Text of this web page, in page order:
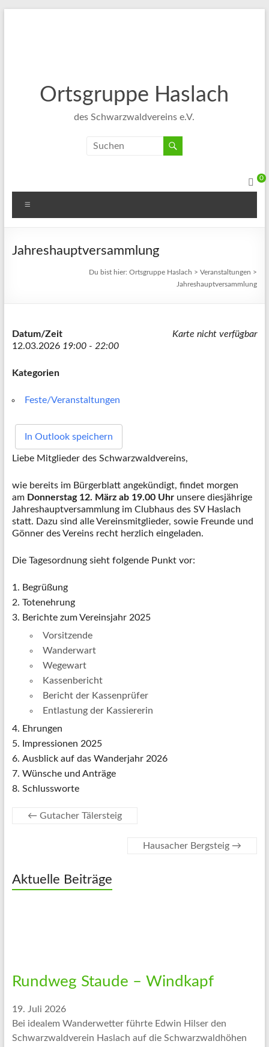
Ortsgruppe Haslach
des Schwarzwaldvereins e.V.
0
Jahreshauptversammlung
Du bist hier:Ortsgruppe Haslach >Veranstaltungen >
Jahreshauptversammlung
Karte nicht verfügbar
Datum/Zeit
12.03.2026 19:00 - 22:00
Kategorien
Feste/Veranstaltungen
In Outlook speichern
Liebe Mitglieder des Schwarzwaldvereins,
wie bereits im Bürgerblatt angekündigt, findet morgen
am Donnerstag 12. März ab 19.00 Uhrunsere diesjährige
Jahreshauptversammlung im Clubhaus des SV Haslach
statt. Dazu sind alle Vereinsmitglieder, sowie Freunde und
Gönner des Vereins recht herzlich eingeladen.
Die Tagesordnung sieht folgende Punkt vor:
Begrüßung
Totenehrung
Berichte zum Vereinsjahr 2025
Vorsitzende
Wanderwart
Wegewart
Kassenbericht
Bericht der Kassenprüfer
Entlastung der Kassiererin
Ehrungen
Impressionen 2025
Ausblick auf das Wanderjahr 2026
Wünsche und Anträge
Schlussworte
← Gutacher Tälersteig
Hausacher Bergsteig →
Aktuelle Beiträge
Rundweg Staude – Windkapf
19. Juli 2026
Bei idealem Wanderwetter führte Edwin Hilser den
Schwarzwaldverein Haslach auf die Schwarzwaldhöhen